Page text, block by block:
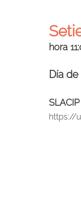
hora
Día
https://